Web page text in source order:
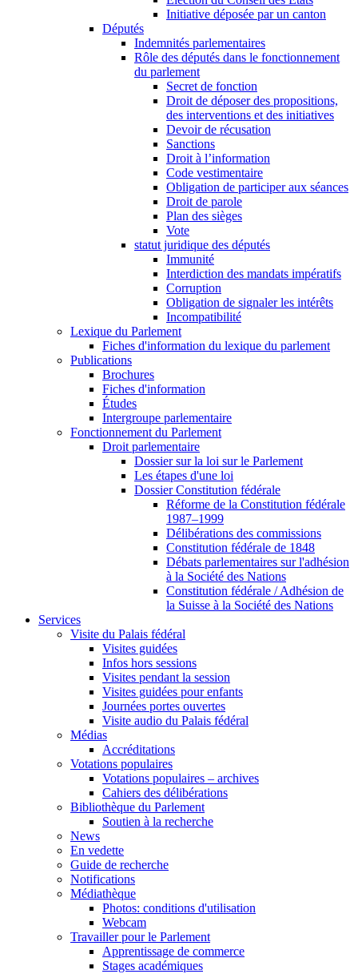
Initiative déposée par un canton
Députés
Indemnités parlementaires
Rôle des députés dans le fonctionnement
du parlement
Secret de fonction
Droit de déposer des propositions,
des interventions et des initiatives
Devoir de récusation
Sanctions
Droit à l’information
Code vestimentaire
Obligation de participer aux séances
Droit de parole
Plan des sièges
Vote
statut juridique des députés
Immunité
Interdiction des mandats impératifs
Corruption
Obligation de signaler les intérêts
Incompatibilité
Lexique du Parlement
Fiches d'information du lexique du parlement
Publications
Brochures
Fiches d'information
Études
Intergroupe parlementaire
Fonctionnement du Parlement
Droit parlementaire
Dossier sur la loi sur le Parlement
Les étapes d'une loi
Dossier Constitution fédérale
Réforme de la Constitution fédérale
1987–1999
Délibérations des commissions
Constitution fédérale de 1848
Débats parlementaires sur l'adhésion
à la Société des Nations
Constitution fédérale / Adhésion de
la Suisse à la Société des Nations
Services
Visite du Palais fédéral
Visites guidées
Infos hors sessions
Visites pendant la session
Visites guidées pour enfants
Journées portes ouvertes
Visite audio du Palais fédéral
Médias
Accréditations
Votations populaires
Votations populaires – archives
Cahiers des délibérations
Bibliothèque du Parlement
Soutien à la recherche
News
En vedette
Guide de recherche
Notifications
Médiathèque
Photos: conditions d'utilisation
Webcam
Travailler pour le Parlement
Apprentissage de commerce
Stages académiques